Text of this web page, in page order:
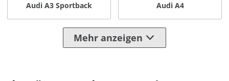
Audi A3 Sportback Audi A4
Mehr anzeigen